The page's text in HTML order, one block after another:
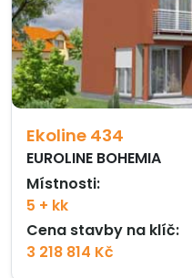
Ekoline 434
EUROLINE BOHEMIA
Místnosti:
5 + kk
Cena stavby na klíč:
3 218 814 Kč